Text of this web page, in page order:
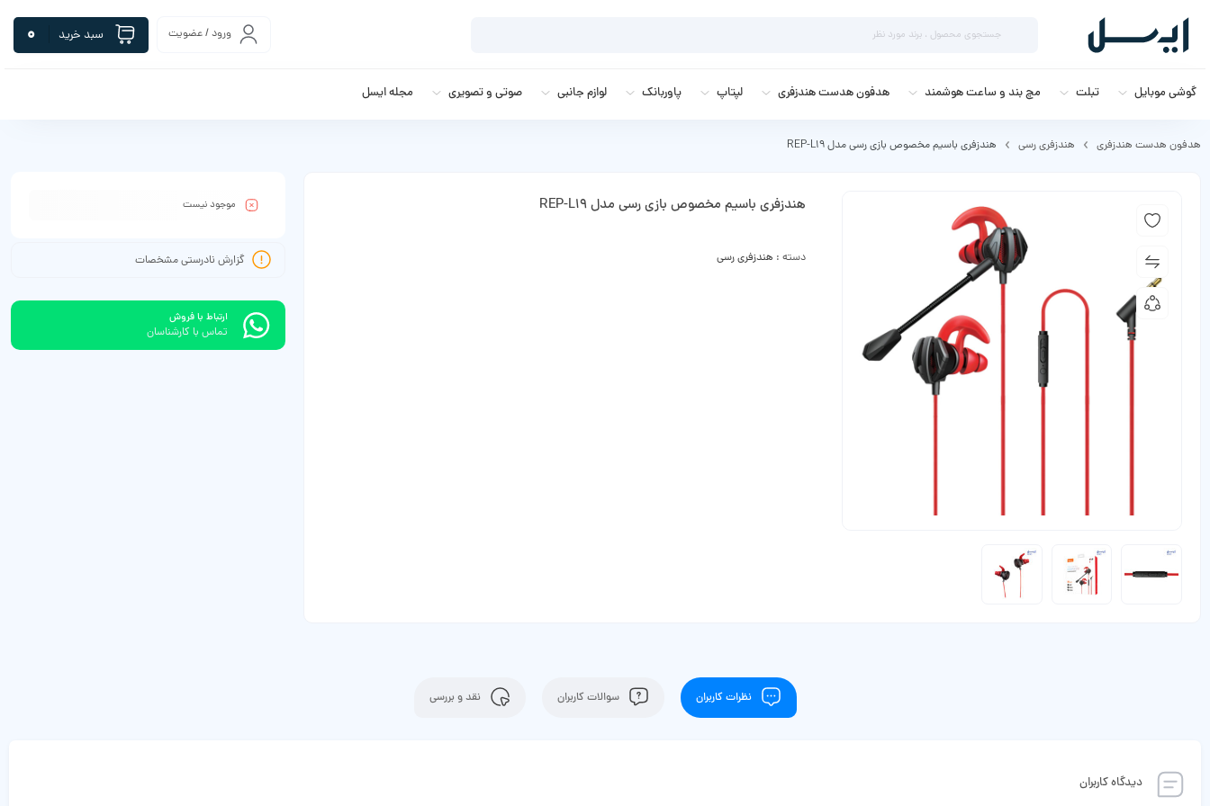
ورود / عضویت سبد خرید 0
گوشی موبایل تبلت مچ بند و ساعت هوشمند هدفون هدست هندزفری لپتاپ پاوربانک لوازم جانبی صوتی و تصویری مجله ایسل
هدفون هدست هندزفری هندزفری رسی هندزفری باسیم مخصوص بازی رسی مدل REP-L19
هندزفری باسیم مخصوص بازی رسی مدل REP-L19
دسته : هندزفری رسی
موجود نیست
گزارش نادرستی مشخصات
ارتباط با فروش
تماس با کارشناسان
نظرات کاربران سوالات کاربران نقد و بررسی
دیدگاه کاربران